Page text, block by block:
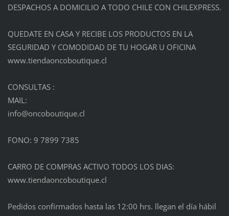
DESPACHOS A DOMICILIO A TODO CHILE CON CHILEXPRESS.
QUEDATE EN CASA Y RECIBE LOS PRODUCTOS EN LA
SEGURIDAD Y COMODIDAD DE TU HOGAR U OFICINA
www.tiendaoncoboutique.cl
CONSULTAS :
MAIL:
info@oncoboutique.cl
FONO: 9 7899 7385
CARRO DE COMPRAS ACTIVO TODOS LOS DIAS:
www.tiendaoncoboutique.cl
Pedidos confirmados hasta las 12:00 hrs. llegan el día hábil